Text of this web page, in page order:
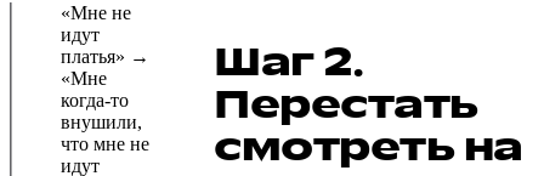
«Мне не
идут
платья» →
«Мне
когда-то
внушили,
что мне не
идут
Шаг 2.
Перестать
смотреть на